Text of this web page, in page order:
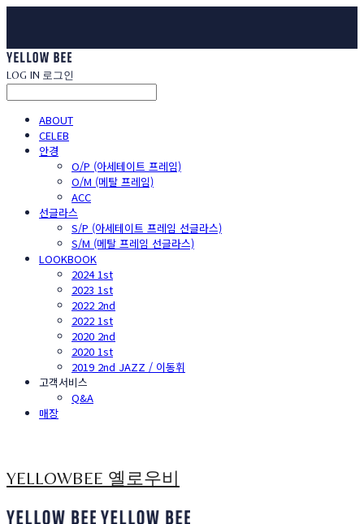
LOG IN 로그인
ABOUT
CELEB
안경
O/P (아세테이트 프레임)
O/M (메탈 프레임)
ACC
선글라스
S/P (아세테이트 프레임 선글라스)
S/M (메탈 프레임 선글라스)
LOOKBOOK
2024 1st
2023 1st
2022 2nd
2022 1st
2020 2nd
2020 1st
2019 2nd JAZZ / 이동휘
고객서비스
Q&A
매장
YELLOWBEE 옐로우비